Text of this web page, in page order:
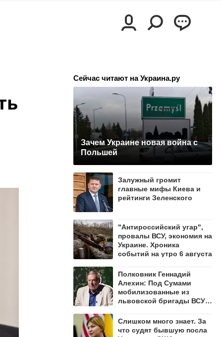
Сейчас читают на Украина.ру
Зачем Украине новая война с
Польшей
Залужный громит
главные мифы Киева и
рейтинги Зеленского
"Антироссийский угар",
провалы ВСУ, экономия на
Украине. Хроника
событий на утро 6 августа
Полковник Геннадий
Алехин: Под Сумами
мобилизованные из
львовской бригады ВСУ
Слишком много знает. За
что судят бывшую посла